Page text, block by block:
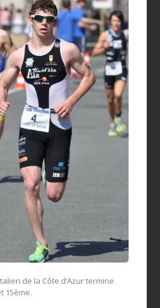
de la Côte d’Azur termine
15ème.